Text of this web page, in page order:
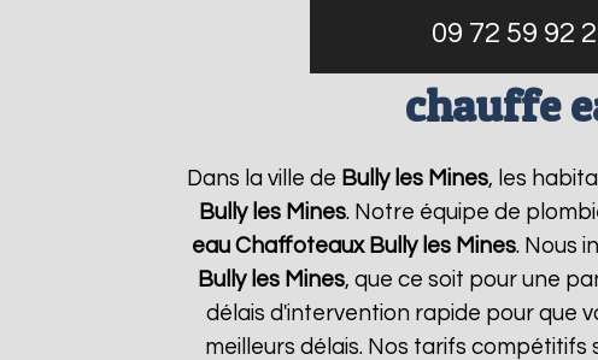
09 72 59 92
chauffe
Dans la ville de Bully les Mines, les
Bully les Mines. Notre équipe de
eau Chaffoteaux Bully les Mines. Nous
Bully les Mines, que ce soit pour une
délais d'intervention rapide pour que
meilleurs délais. Nos tarifs